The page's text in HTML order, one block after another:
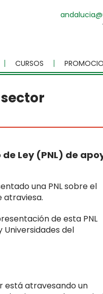
CURSOS
Ley (PNL) de
una PNL sobre el
atraviesa.
de esta PNL
del
está atravesando un